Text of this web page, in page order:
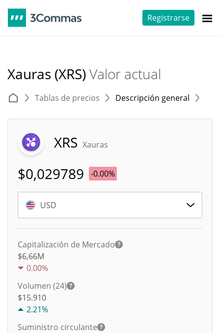
Registrarse
Xauras (XRS)Valor actual
Tablas de precios Descripción general
XRS Xauras
$0,029789 -0.00%
USD
Capitalización de Mercado
$6,66M
0.00%
Volumen (24)
$15.910
2.21%
Suministro circulante